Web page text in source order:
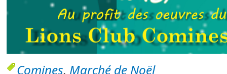
Comines, Marché de Noël